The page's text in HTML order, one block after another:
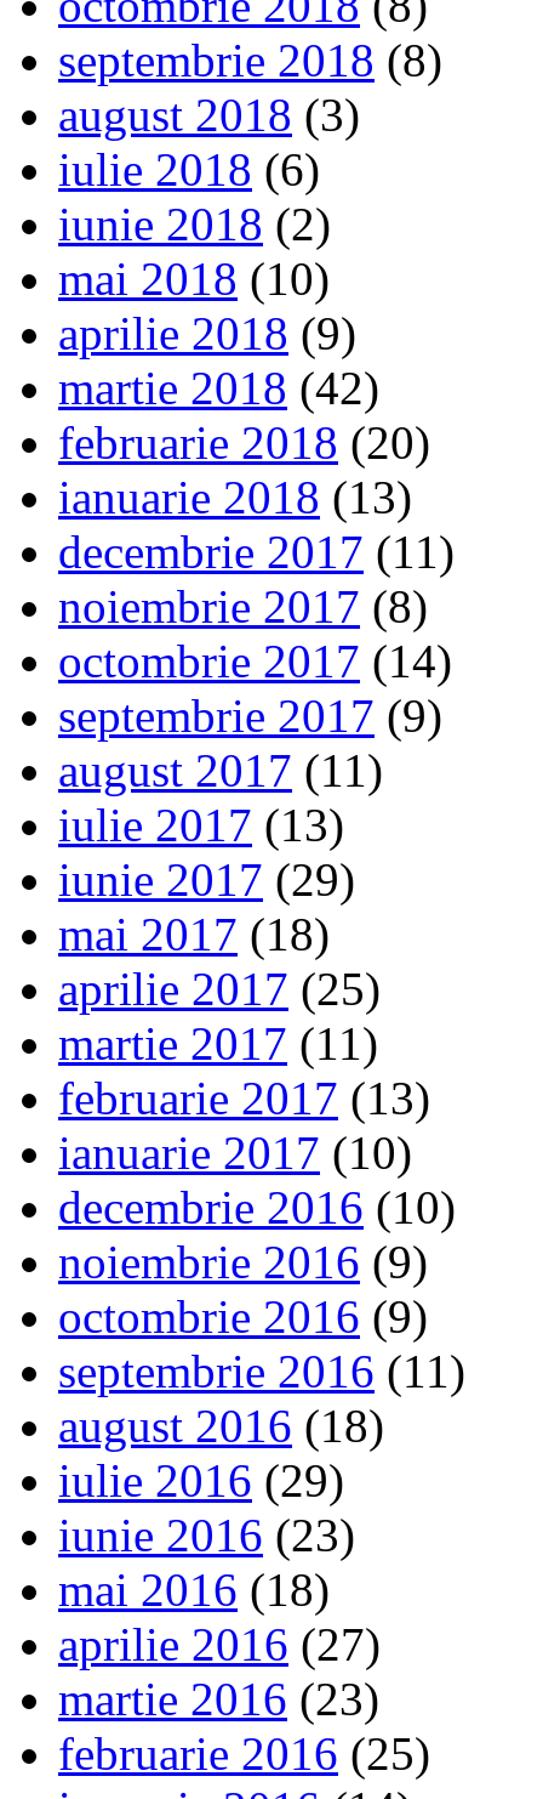
septembrie 2018 (8)
august 2018 (3)
iulie 2018 (6)
iunie 2018 (2)
mai 2018 (10)
aprilie 2018 (9)
martie 2018 (42)
februarie 2018 (20)
ianuarie 2018 (13)
decembrie 2017 (11)
noiembrie 2017 (8)
octombrie 2017 (14)
septembrie 2017 (9)
august 2017 (11)
iulie 2017 (13)
iunie 2017 (29)
mai 2017 (18)
aprilie 2017 (25)
martie 2017 (11)
februarie 2017 (13)
ianuarie 2017 (10)
decembrie 2016 (10)
noiembrie 2016 (9)
octombrie 2016 (9)
septembrie 2016 (11)
august 2016 (18)
iulie 2016 (29)
iunie 2016 (23)
mai 2016 (18)
aprilie 2016 (27)
martie 2016 (23)
februarie 2016 (25)